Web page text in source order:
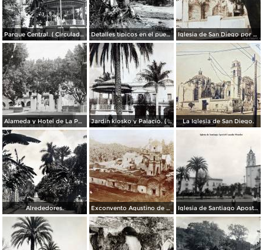
Parque Central. ( Circulada el 5 de Enero de 1953 ). Detalles tipicos en el puente. Iglesia de San Diego por el Fotógrafo Hugo Brehme.
Alameda y Hotel de La Paz. Jardin kiosko y Palacio. ( Circulada el 1 de Julio de 1935 ). La Iglesia de San Diego.
Alrededores. Exconvento Agustino de Jonatepec por el Fotógrafo Windfield Scott. Iglesia de Santiago Apostol Cuautla Morelos.